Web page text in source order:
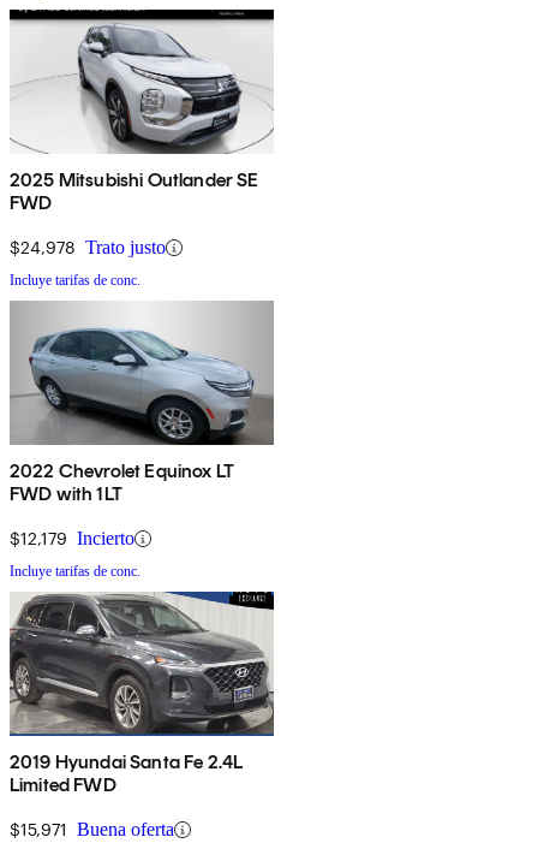
2025 Mitsubishi Outlander SE
FWD
$24,978 Trato justo
Incluye tarifas de conc.
2022 Chevrolet Equinox LT
FWD with 1LT
$12,179 Incierto
Incluye tarifas de conc.
2019 Hyundai Santa Fe 2.4L
Limited FWD
$15,971 Buena oferta